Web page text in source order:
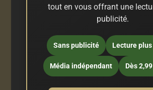
tout en vous offrant une
publicité.
Sans publicité Lecture
Média indépendant Dès